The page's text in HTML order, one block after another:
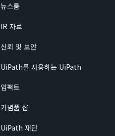
뉴스룸
IR 자료
신뢰 및 보안
UiPath를 사용하는 UiPath
임팩트
기념품 샵
UiPath 재단